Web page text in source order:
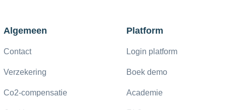
Algemeen
Contact
Verzekering
Co2-compensatie
Platform
Login platform
Boek demo
Academie